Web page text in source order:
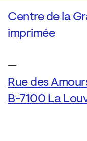
Centre de la
imprimée
—
Rue des
B-7100 La